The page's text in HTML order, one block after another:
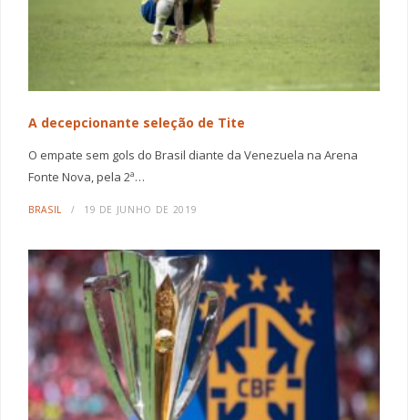
A decepcionante seleção de Tite
O empate sem gols do Brasil diante da Venezuela na Arena
Fonte Nova, pela 2ª…
BRASIL 19 DE JUNHO DE 2019